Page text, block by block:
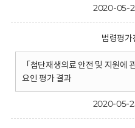
2020-05-
법령평가
「첨단재생의료 안전 및 지원에
요인 평가 결과
2020-05-